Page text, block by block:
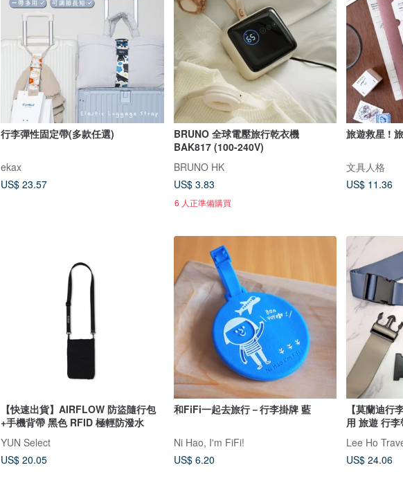
行李彈性固定帶(多款任選)
ekax
US$ 23.57
BRUNO 全球電壓旅行乾衣機
BAK817 (100-240V)
BRUNO HK
US$ 3.83
6 人正準備購買
旅遊救星 !
文具人格
US$ 11.36
【快速出貨】AIRFLOW 防盜隨行包
+手機背帶 黑色 RFID 極輕防潑水
YUN Select
US$ 20.05
和FiFi一起去旅行－行李掛牌 藍
Ni Hao, I'm FiFi!
US$ 6.20
【莫蘭迪行
用 旅遊 行
Lee Ho
US$ 24.06